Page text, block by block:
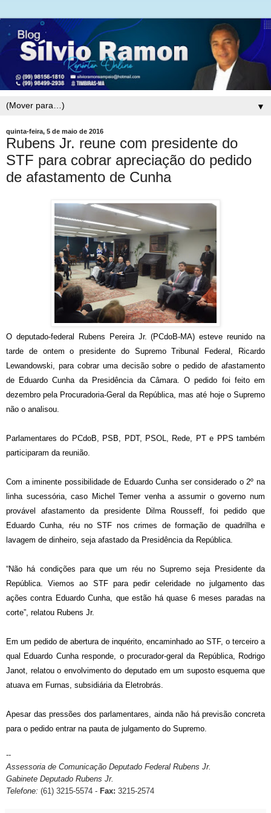
▼
quinta-feira, 5 de maio de 2016
Rubens Jr. reune com presidente do
STF para cobrar apreciação do pedido
de afastamento de Cunha
O deputado-federal Rubens Pereira Jr. (PCdoB-MA) esteve reunido na
tarde de ontem o presidente do Supremo Tribunal Federal, Ricardo
Lewandowski, para cobrar uma decisão sobre o pedido de afastamento
de Eduardo Cunha da Presidência da Câmara. O pedido foi feito em
dezembro pela Procuradoria-Geral da República, mas até hoje o Supremo
não o analisou.
Parlamentares do PCdoB, PSB, PDT, PSOL, Rede, PT e PPS também
participaram da reunião.
Com a iminente possibilidade de Eduardo Cunha ser considerado o 2º na
linha sucessória, caso Michel Temer venha a assumir o governo num
provável afastamento da presidente Dilma Rousseff, foi pedido que
Eduardo Cunha, réu no STF nos crimes de formação de quadrilha e
lavagem de dinheiro, seja afastado da Presidência da República.
“Não há condições para que um réu no Supremo seja Presidente da
República. Viemos ao STF para pedir celeridade no julgamento das
ações contra Eduardo Cunha, que estão há quase 6 meses paradas na
corte”, relatou Rubens Jr.
Em um pedido de abertura de inquérito, encaminhado ao STF, o terceiro a
qual Eduardo Cunha responde, o procurador-geral da República, Rodrigo
Janot, relatou o envolvimento do deputado em um suposto esquema que
atuava em Furnas, subsidiária da Eletrobrás.
Apesar das pressões dos parlamentares, ainda não há previsão concreta
para o pedido entrar na pauta de julgamento do Supremo.
--
Assessoria de Comunicação Deputado Federal Rubens Jr.
Gabinete Deputado Rubens Jr.
Telefone: (61) 3215-5574 - Fax: 3215-2574